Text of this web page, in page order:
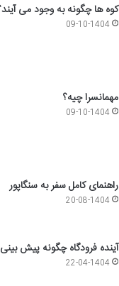
کوه ها چگونه به وجود می
09-10-1404
مهمانسرا چیه؟
09-10-1404
راهنمای کامل سفر به سنگاپور
20-08-1404
آینده فرودگاه چگونه پیش
22-04-1404